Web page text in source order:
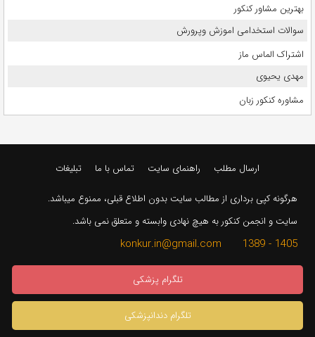
بهترین مشاور کنکور
سوالات استخدامی اموزش وپرورش
اشتراک الماس ماز
مهدی یحیوی
مشاوره کنکور زبان
ارسال مطلب راهنمای سایت تماس با ما تبلیغات
هرگونه کپی برداری از مطالب سایت بدون اطلاع قبلی، ممنوع میباشد.
سایت و انجمن کنکور به هیچ نهادی وابسته و متعلق نمی باشد.
1405 - 1389 konkur.in@gmail.com
تلگرام پزشکی
تلگرام دندانپزشکی